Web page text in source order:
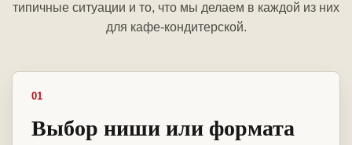
типичные ситуации и то, что мы делаем в каждой из них
для кафе-кондитерской.
01
Выбор ниши или формата